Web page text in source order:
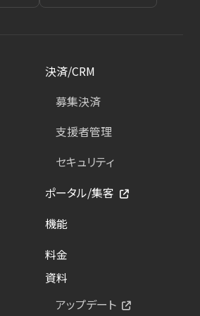
決済/CRM
募集決済
支援者管理
セキュリティ
ポータル/集客
機能
料金
資料
アップデート